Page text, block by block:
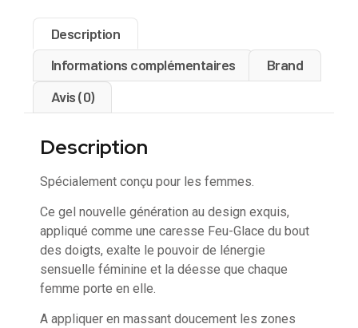
Description
Informations complémentaires
Brand
Avis (0)
Description
Spécialement conçu pour les femmes.
Ce gel nouvelle génération au design exquis,
appliqué comme une caresse Feu-Glace du bout
des doigts, exalte le pouvoir de lénergie
sensuelle féminine et la déesse que chaque
femme porte en elle.
A appliquer en massant doucement les zones